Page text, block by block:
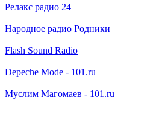
Релакс радио 24
Народное радио Родники
Flash Sound Radio
Depeche Mode - 101.ru
Муслим Магомаев - 101.ru